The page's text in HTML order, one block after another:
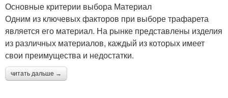
Основные критерии выбора Материал
Одним из ключевых факторов при выборе трафарета
является его материал. На рынке представлены изделия
из различных материалов, каждый из которых имеет
свои преимущества и недостатки.
читать дальше →